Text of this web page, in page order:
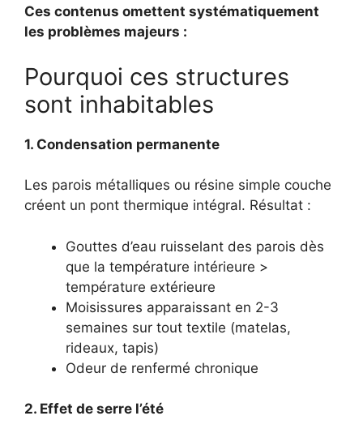
Ces contenus omettent systématiquement
les problèmes majeurs :
Pourquoi ces structures
sont inhabitables
1. Condensation permanente
Les parois métalliques ou résine simple couche
créent un pont thermique intégral. Résultat :
Gouttes d’eau ruisselant des parois dès
que la température intérieure >
température extérieure
Moisissures apparaissant en 2-3
semaines sur tout textile (matelas,
rideaux, tapis)
Odeur de renfermé chronique
2. Effet de serre l’été